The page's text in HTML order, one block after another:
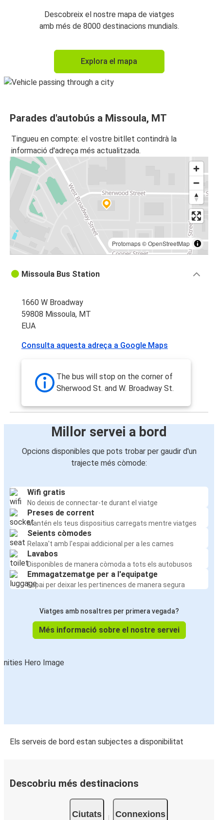
Descobreix el nostre mapa de viatges
amb més de 8000 destinacions mundials.
Explora el mapa
Parades d'autobús a Missoula, MT
Tingueu en compte: el vostre bitllet contindrà la
informació d'adreça més actualitzada.
Protomaps©OpenStreetMap
Missoula Bus Station
1660 W Broadway
59808 Missoula, MT
EUA
Consulta aquesta adreça a Google Maps
The bus will stop on the corner of
Sherwood St. and W. Broadway St.
Millor servei a bord
Opcions disponibles que pots trobar per gaudir d'un
trajecte més còmode:
Wifi gratis
No deixis de connectar-te durant el viatge
Preses de corrent
Mantén els teus dispositius carregats mentre viatges
Seients còmodes
Relaxa't amb l'espai addicional per a les cames
Lavabos
Disponibles de manera còmoda a tots els autobusos
Emmagatzematge per a l'equipatge
Espai per deixar les pertinences de manera segura
Viatges amb nosaltres per primera vegada?
Més informació sobre el nostre servei
Els serveis de bord estan subjectes a disponibilitat
Descobriu més destinacions
Ciutats Connexions